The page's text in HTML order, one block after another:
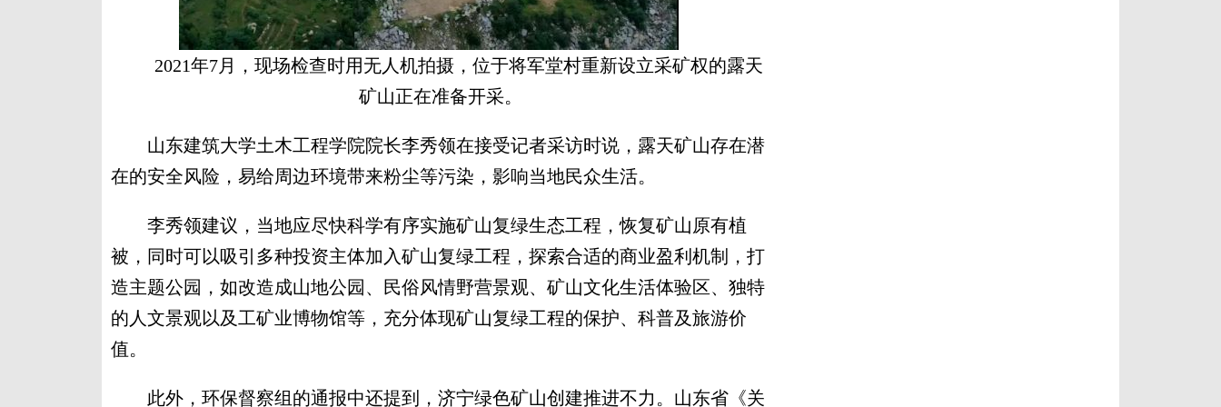
2021年7月，现场检查时用无人机拍摄，位于将军堂村重新设立采矿权的露天
矿山正在准备开采。
山东建筑大学土木工程学院院长李秀领在接受记者采访时说，露天矿山存在潜
在的安全风险，易给周边环境带来粉尘等污染，影响当地民众生活。
李秀领建议，当地应尽快科学有序实施矿山复绿生态工程，恢复矿山原有植
被，同时可以吸引多种投资主体加入矿山复绿工程，探索合适的商业盈利机制，打
造主题公园，如改造成山地公园、民俗风情野营景观、矿山文化生活体验区、独特
的人文景观以及工矿业博物馆等，充分体现矿山复绿工程的保护、科普及旅游价
值。
此外，环保督察组的通报中还提到，济宁绿色矿山创建推进不力。山东省《关